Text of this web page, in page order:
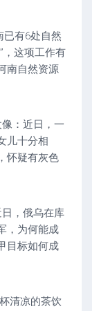
已有6处自然
，这项工作有
南自然资源
：近日，一
儿十分相
怀疑有灰色
，俄乌在库
，为何能成
目标如何成
清凉的茶饮